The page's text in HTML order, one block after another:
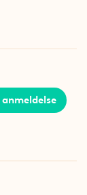
inspiration.
og tricks om